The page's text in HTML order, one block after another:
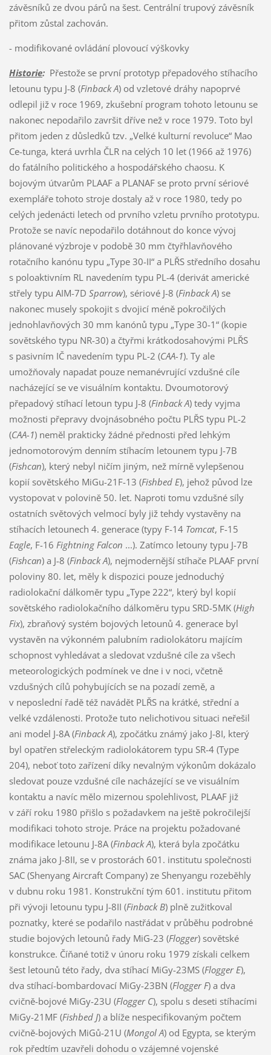
závěsníků ze dvou párů na šest. Centrální trupový závěsník
přitom zůstal zachován.
- modifikované ovládání plovoucí výškovky
Historie:Přestože se první prototyp přepadového stíhacího
letounu typu J-8 (Finback A) od vzletové dráhy napoprvé
odlepil již v roce 1969, zkušební program tohoto letounu se
nakonec nepodařilo završit dříve než v roce 1979. Toto byl
přitom jeden z důsledků tzv. „Velké kulturní revoluce“ Mao
Ce-tunga, která uvrhla ČLR na celých 10 let (1966 až 1976)
do fatálního politického a hospodářského chaosu. K
bojovým útvarům PLAAF a PLANAF se proto první sériové
exempláře tohoto stroje dostaly až v roce 1980, tedy po
celých jedenácti letech od prvního vzletu prvního prototypu.
Protože se navíc nepodařilo dotáhnout do konce vývoj
plánované výzbroje v podobě 30 mm čtyřhlavňového
rotačního kanónu typu „Type 30-II“ a PLŘS středního dosahu
s poloaktivním RL navedením typu PL-4 (derivát americké
střely typu AIM-7D Sparrow), sériové J-8 (Finback A) se
nakonec musely spokojit s dvojicí méně pokročilých
jednohlavňových 30 mm kanónů typu „Type 30-1“ (kopie
sovětského typu NR-30) a čtyřmi krátkodosahovými PLŘS
s pasivním IČ navedením typu PL-2 (CAA-1). Ty ale
umožňovaly napadat pouze nemanévrující vzdušné cíle
nacházející se ve visuálním kontaktu. Dvoumotorový
přepadový stíhací letoun typu J-8 (Finback A) tedy vyjma
možnosti přepravy dvojnásobného počtu PLŘS typu PL-2
(CAA-1) neměl prakticky žádné přednosti před lehkým
jednomotorovým denním stíhacím letounem typu J-7B
(Fishcan), který nebyl ničím jiným, než mírně vylepšenou
kopií sovětského MiGu-21F-13 (Fishbed E), jehož původ lze
vystopovat v polovině 50. let. Naproti tomu vzdušné síly
ostatních světových velmocí byly již tehdy vystavěny na
stíhacích letounech 4. generace (typy F-14 Tomcat, F-15
Eagle, F-16 Fightning Falcon ...). Zatímco letouny typu J-7B
(Fishcan) a J-8 (Finback A), nejmodernější stíhače PLAAF první
poloviny 80. let, měly k dispozici pouze jednoduchý
radiolokační dálkoměr typu „Type 222“, který byl kopií
sovětského radiolokačního dálkoměru typu SRD-5MK (High
Fix), zbraňový systém bojových letounů 4. generace byl
vystavěn na výkonném palubním radiolokátoru majícím
schopnost vyhledávat a sledovat vzdušné cíle za všech
meteorologických podmínek ve dne i v noci, včetně
vzdušných cílů pohybujících se na pozadí země, a
v neposlední řadě též navádět PLŘS na krátké, střední a
velké vzdálenosti. Protože tuto nelichotivou situaci neřešil
ani model J-8A (Finback A), zpočátku známý jako J-8I, který
byl opatřen střeleckým radiolokátorem typu SR-4 (Type
204), neboť toto zařízení díky nevalným výkonům dokázalo
sledovat pouze vzdušné cíle nacházející se ve visuálním
kontaktu a navíc mělo mizernou spolehlivost, PLAAF již
v září roku 1980 přišlo s požadavkem na ještě pokročilejší
modifikaci tohoto stroje. Práce na projektu požadované
modifikace letounu J-8A (Finback A), která byla zpočátku
známa jako J-8II, se v prostorách 601. institutu společnosti
SAC (Shenyang Aircraft Company) ze Shenyangu rozeběhly
v dubnu roku 1981. Konstrukční tým 601. institutu přitom
při vývoji letounu typu J-8II (Finback B) plně zužitkoval
poznatky, které se podařilo nastřádat v průběhu podrobné
studie bojových letounů řady MiG-23 (Flogger) sovětské
konstrukce. Číňané totiž v únoru roku 1979 získali celkem
šest letounů této řady, dva stíhací MiGy-23MS (Flogger E),
dva stíhací-bombardovací MiGy-23BN (Flogger F) a dva
cvičně-bojové MiGy-23U (Flogger C), spolu s deseti stíhacími
MiGy-21MF (Fishbed J) a blíže nespecifikovaným počtem
cvičně-bojových MiGů-21U (Mongol A) od Egypta, se kterým
rok předtím uzavřeli dohodu o vzájemné vojenské